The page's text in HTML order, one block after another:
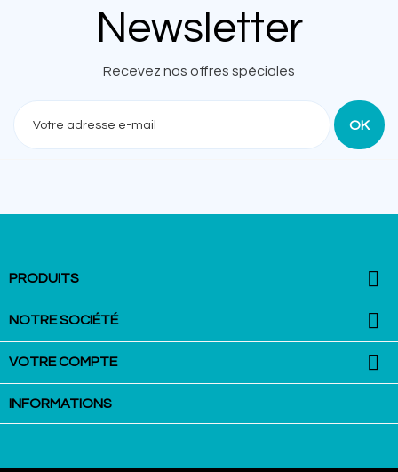
Newsletter
Recevez nos offres spéciales
PRODUITS 
NOTRE SOCIÉTÉ 
VOTRE COMPTE 
INFORMATIONS